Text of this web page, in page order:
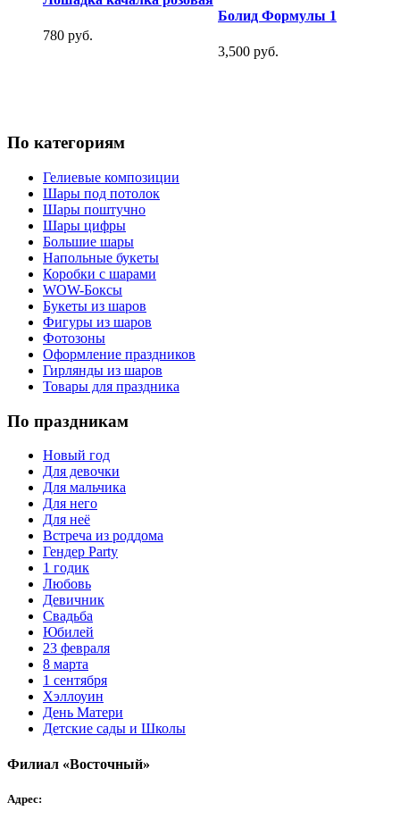
780 руб.
Болид Формулы 1
3,500 руб.
По категориям
Гелиевые композиции
Шары под потолок
Шары поштучно
Шары цифры
Большие шары
Напольные букеты
Коробки с шарами
WOW-Боксы
Букеты из шаров
Фигуры из шаров
Фотозоны
Оформление праздников
Гирлянды из шаров
Товары для праздника
По праздникам
Новый год
Для девочки
Для мальчика
Для него
Для неё
Встреча из роддома
Гендер Party
1 годик
Любовь
Девичник
Свадьба
Юбилей
23 февраля
8 марта
1 сентября
Хэллоуин
День Матери
Детские сады и Школы
Филиал «Восточный»
Адрес: